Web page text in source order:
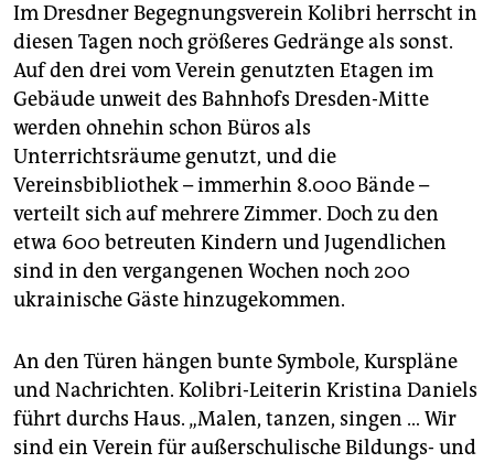
abo
genossenschaft
epaper login
Im Dresdner Begegnungsverein Kolibri herrscht in
diesen Tagen noch größeres Gedränge als sonst.
Auf den drei vom Verein genutzten Etagen im
Gebäude unweit des Bahnhofs Dresden-Mitte
werden ohnehin schon Büros als
Unterrichtsräume genutzt, und die
Vereinsbibliothek – immerhin 8.000 Bände –
verteilt sich auf mehrere Zimmer. Doch zu den
etwa 600 betreuten Kindern und Jugendlichen
sind in den vergangenen Wochen noch 200
ukrainische Gäste hinzugekommen.
An den Türen hängen bunte Symbole, Kurspläne
und Nachrichten. Kolibri-Leiterin Kristina Daniels
führt durchs Haus. „Malen, tanzen, singen … Wir
sind ein Verein für außerschulische Bildungs- und